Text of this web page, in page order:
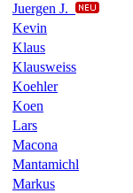
Juergen J.
Kevin
Klaus
Klausweiss
Koehler
Koen
Lars
Macona
Mantamichl
Markus